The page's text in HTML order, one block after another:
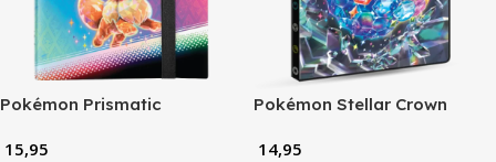
Pokémon Prismatic
Binder (9-Pocket)
15,95
Pokémon Stellar Crown
14,95